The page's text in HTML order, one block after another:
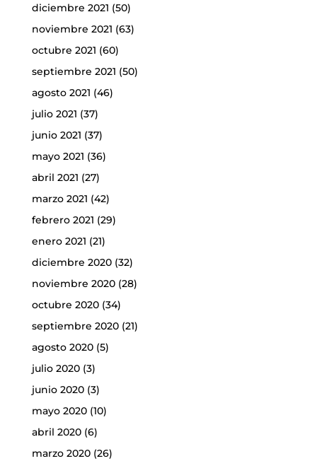
diciembre 2021 (50)
noviembre 2021 (63)
octubre 2021 (60)
septiembre 2021 (50)
agosto 2021 (46)
julio 2021 (37)
junio 2021 (37)
mayo 2021 (36)
abril 2021 (27)
marzo 2021 (42)
febrero 2021 (29)
enero 2021 (21)
diciembre 2020(32)
noviembre 2020(28)
octubre 2020(34)
septiembre 2020(21)
agosto 2020(5)
julio 2020(3)
junio 2020(3)
mayo 2020(10)
abril 2020(6)
marzo 2020(26)